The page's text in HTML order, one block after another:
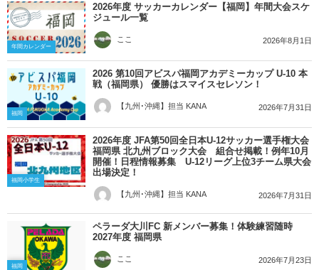
年間カレンダー
2026年度 サッカーカレンダー【福岡】年間大会スケ
ジュール一覧
ここ 2026年8月1日
福岡
2026 第10回アビスパ福岡アカデミーカップ U-10 本
戦（福岡県） 優勝はスマイスセレソン！
【九州･沖縄】担当 KANA 2026年7月31日
福岡小学生
2026年度 JFA第50回全日本U-12サッカー選手権大会
福岡県 北九州ブロック大会 組合せ掲載！例年10月
開催！日程情報募集 U-12リーグ上位3チーム県大会
出場決定！
【九州･沖縄】担当 KANA 2026年7月31日
福岡
ペラーダ大川FC 新メンバー募集！体験練習随時
2027年度 福岡県
ここ 2026年7月23日